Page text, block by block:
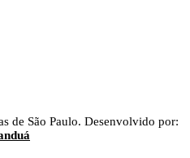
de São Paulo. Desenvolvido por: